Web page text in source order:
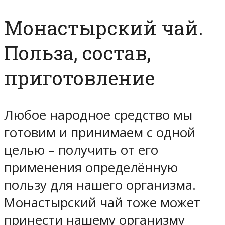
Монастырский чай.
Польза, состав,
приготовление
Любое народное средство мы
готовим и принимаем с одной
целью – получить от его
применения определённую
пользу для нашего организма.
Монастырский чай тоже может
принести нашему организму